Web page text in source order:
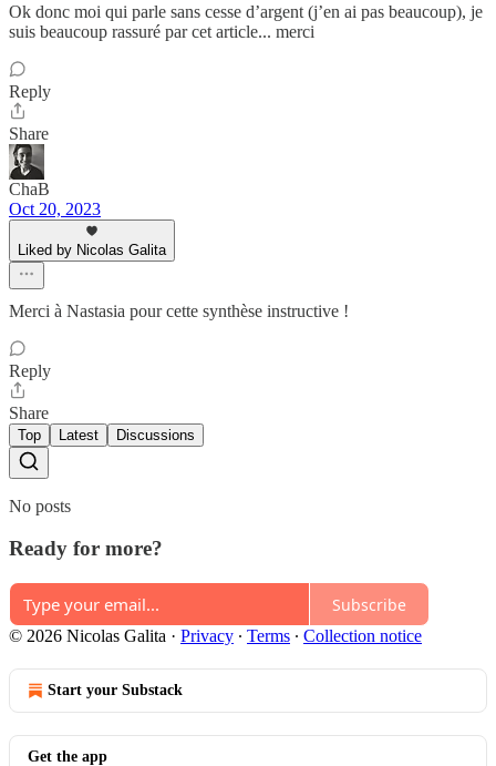
Ok donc moi qui parle sans cesse d’argent (j’en ai pas beaucoup), je
suis beaucoup rassuré par cet article... merci
Reply
Share
ChaB
Oct 20, 2023
Liked by Nicolas Galita
Merci à Nastasia pour cette synthèse instructive !
Reply
Share
Top Latest Discussions
No posts
Ready for more?
Subscribe
© 2026 Nicolas Galita · Privacy ∙ Terms ∙ Collection notice
Start your Substack
Get the app